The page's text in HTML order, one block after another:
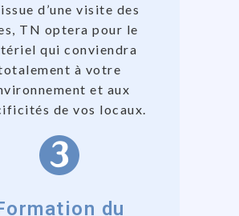
d’une visite des
TN optera pour le
qui conviendra
à votre
et aux
de vos locaux.
du